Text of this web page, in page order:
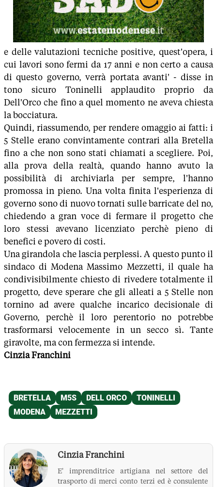
e delle valutazioni tecniche positive, quest'opera, i
cui lavori sono fermi da 17 anni e non certo a causa
di questo governo, verrà portata avanti' - disse in
tono sicuro Toninelli applaudito proprio da
Dell'Orco che fino a quel momento ne aveva chiesta
la bocciatura.
Quindi, riassumendo, per rendere omaggio ai fatti: i
5 Stelle erano convintamente contrari alla Bretella
fino a che non sono stati chiamati a scegliere. Poi,
alla prova della realtà, quando hanno avuto la
possibilità di archiviarla per sempre, l'hanno
promossa in pieno. Una volta finita l'esperienza di
governo sono di nuovo tornati sulle barricate del no,
chiedendo a gran voce di fermare il progetto che
loro stessi avevano licenziato perchè pieno di
benefici e povero di costi.
Una girandola che lascia perplessi. A questo punto il
sindaco di Modena Massimo Mezzetti, il quale ha
condivisibilmente chiesto di rivedere totalmente il
progetto, deve sperare che gli alleati a 5 Stelle non
tornino ad avere qualche incarico decisionale di
Governo, perchè il loro perentorio no potrebbe
trasformarsi velocemente in un secco sì. Tante
giravolte, ma con fermezza si intende.
Cinzia Franchini
Cinzia Franchini
E' imprenditrice artigiana nel settore del
trasporto di merci conto terzi ed è consulente